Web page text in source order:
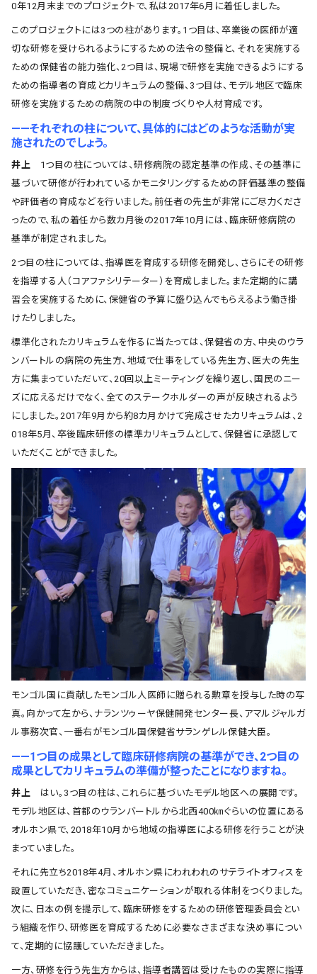
0年12月末までのプロジェクトで、私は2017年6月に着任しました。
このプロジェクトには3つの柱があります。1つ目は、卒業後の医師が適
切な研修を受けられるようにするための法令の整備と、それを実施する
ための保健省の能力強化、2つ目は、現場で研修を実施できるようにする
ための指導者の育成とカリキュラムの整備、3つ目は、モデル地区で臨床
研修を実施するための病院の中の制度づくりや人材育成です。
――それぞれの柱について、具体的にはどのような活動が実
施されたのでしょう。
井上 1つ目の柱については、研修病院の認定基準の作成、その基準に
基づいて研修が行われているかモニタリングするための評価基準の整備
や評価者の育成などを行いました。前任者の先生が非常にご尽力くださ
ったので、私の着任から数カ月後の2017年10月には、臨床研修病院の
基準が制定されました。
2つ目の柱については、指導医を育成する研修を開発し、さらにその研修
を指導する人（コアファシリテーター）を育成しました。また定期的に講
習会を実施するために、保健省の予算に盛り込んでもらえるよう働き掛
けたりしました。
標準化されたカリキュラムを作るに当たっては、保健省の方、中央のウラ
ンバートルの病院の先生方、地域で仕事をしている先生方、医大の先生
方に集まっていただいて、20回以上ミーティングを繰り返し、国民のニー
ズに応えるだけでなく、全てのステークホルダーの声が反映されるよう
にしました。2017年9月から約8カ月かけて完成させたカリキュラムは、2
018年5月、卒後臨床研修の標準カリキュラムとして、保健省に承認して
いただくことができました。
モンゴル国に貢献したモンゴル人医師に贈られる勲章を授与した時の写
真。向かって左から、ナランツゥーヤ保健開発センター長、アマルジャルガ
ル事務次官、一番右がモンゴル国保健省サランゲレル保健大臣。
――1つ目の成果として臨床研修病院の基準ができ、2つ目の
成果としてカリキュラムの準備が整ったことになりますね。
井上 はい。3つ目の柱は、これらに基づいたモデル地区への展開です。
モデル地区は、首都のウランバートルから北西400㎞ぐらいの位置にある
オルホン県で、2018年10月から地域の指導医による研修を行うことが決
まっていました。
それに先立ち2018年4月、オルホン県にわれわれのサテライトオフィスを
設置していただき、密なコミュニケーションが取れる体制をつくりました。
次に、日本の例を提示して、臨床研修をするための研修管理委員会とい
う組織を作り、研修医を育成するために必要なさまざまな決め事につい
て、定期的に協議していただきました。
一方、研修を行う先生方からは、指導者講習は受けたものの実際に指導